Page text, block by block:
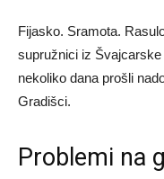
Fijasko. Sramota.
supružnici iz
nekoliko dana prošli
Gradišci.
Problemi na